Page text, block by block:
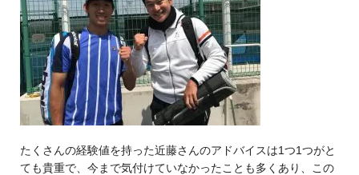
たくさんの経験値を持った近藤さんのアドバイスは1つ1つがと
ても貴重で、今まで気付けていなかったことも多くあり、この